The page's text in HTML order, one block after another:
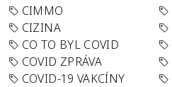
CIMMO
CIZINA
CO TO BYL COVID
COVID ZPRÁVA
COVID-19 VAKCÍNY